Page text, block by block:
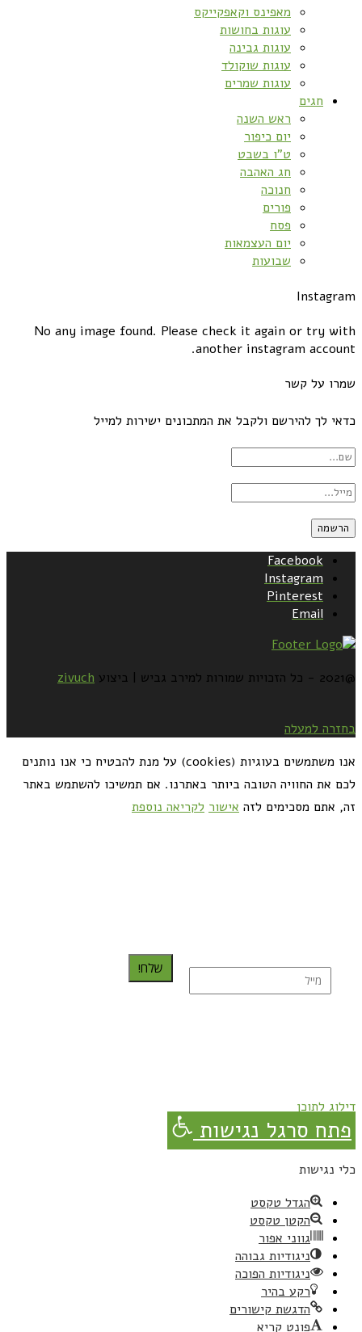
מאפינס וקאפקייקס
עוגות בחושות
עוגות גבינה
עוגות שוקולד
עוגות שמרים
חגים
ראש השנה
יום כיפור
ט”ו בשבט
חג האהבה
חנוכה
פורים
פסח
יום העצמאות
שבועות
Instagram
No any image found. Please check it again or try with
another instagram account.
שמרו על קשר
כדאי לך להירשם ולקבל את המתכונים ישירות למייל
Facebook
Instagram
Pinterest
Email
@2021 - כל הזכויות שמורות למירב גביש | ביצוע zivuch
בחזרה למעלה
אנו משתמשים בעוגיות (cookies) על מנת להבטיח כי אנו נותנים
לכם את החוויה הטובה ביותר באתרנו. אם תמשיכו להשתמש באתר
זה, אתם מסכימים לזה אישור לקריאה נוספת
שלח!
דילוג לתוכן
פתח סרגל נגישות
כלי נגישות
הגדל טקסט
הקטן טקסט
גווני אפור
ניגודיות גבוהה
ניגודיות הפוכה
רקע בהיר
הדגשת קישורים
פונט קריא